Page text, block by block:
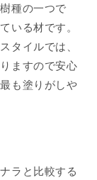
種の一つで
いる材です。
タイルでは、
ますので安心
も塗りがしや
ラと比較する